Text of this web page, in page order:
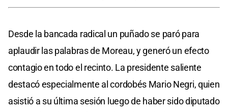
Desde la bancada radical un puñado se paró para
aplaudir las palabras de Moreau, y generó un efecto
contagio en todo el recinto. La presidente saliente
destacó especialmente al cordobés Mario Negri, quien
asistió a su última sesión luego de haber sido diputado